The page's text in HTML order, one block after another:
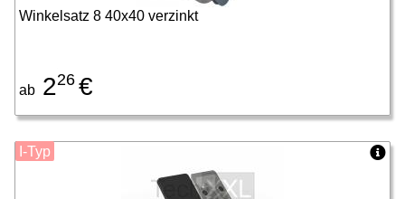
Winkelsatz 8 40x40 verzinkt
ab 226 €
I-Typ